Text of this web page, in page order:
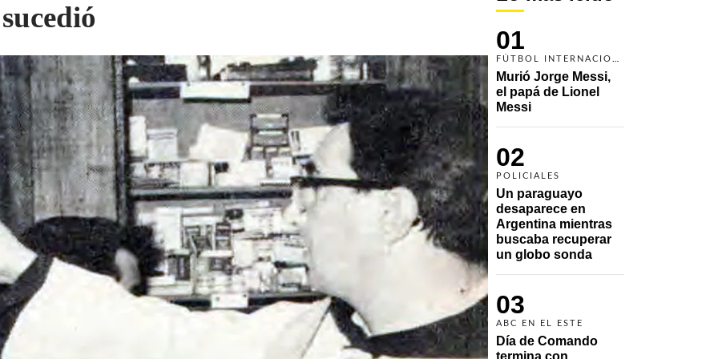
01
Murió Jorge Messi,
el papá de Lionel
Messi
02
POLICIALES
Un paraguayo
desaparece en
Argentina mientras
buscaba recuperar
un globo sonda
03
ABC EN EL ESTE
Día de Comando
termina con